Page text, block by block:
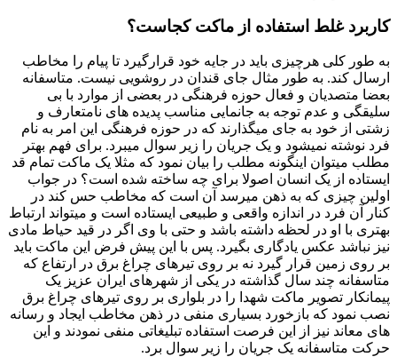
کاربرد غلط استفاده از ماکت کجاست؟
به طور کلی هرچیزی باید در جایه خود قرارگیرد تا پیام را مخاطب
ارسال کند. به طور مثال جای قندان در روشویی نیست. متاسفانه
بعضا متصدیان و فعال حوزه فرهنگی در بعضی از موارد با بی
سلیقگی و عدم توجه به جانمایی مناسب پدیده های نامتعارف و
زشتی از خود به جای میگذارند که در حوزه فرهنگی این امر به نام
فرد نوشته نمیشود و یک جریان را زیر سوال میبرد. برای فهم بهتر
مطلب میتوان اینگونه مطلب را بیان نمود که مثلا یک ماکت تمام قد
ایستاده از یک انسان اصولا برای چه ساخته شده است؟ در جواب
اولین چیزی که به ذهن میرسد آن است که مخاطب حس کند در
کنار آن فرد در اندازه واقعی و طبیعی ایستاده است و میتواند ارتباط
بهتری با او در لحظه داشته باشد و حتی با وی اگر در قید حیاط مادی
نیز نباشد عکس یادگاری بگیرد. پس با این پیش فرض این ماکت باید
بر روی زمین قرار گیرد نه بر روی تیرهای چراغ برق در ارتفاع که
متاسفانه چند سال گذاشته در یکی از شهرهای ایران عزیز یک
پیمانکار تصویر ماکت شهدا را در بلواری بر روی تیرهای چراغ برق
نصب نمود که بازخورد بسیاری منفی در ذهن مخاطب ایجاد و رسانه
های معاند نیز از این فرصت استفاده تبلیغاتی منفی نمودند و این
حرکت متاسفانه یک جریان را زیر سوال برد.